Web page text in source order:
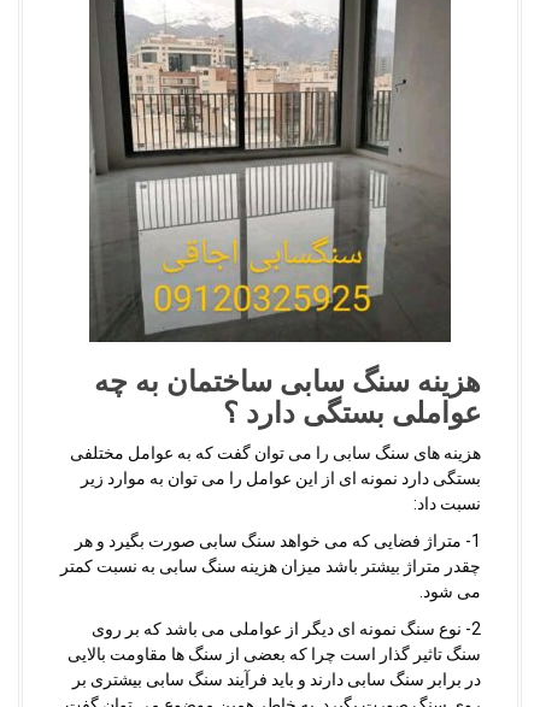
هزینه سنگ سابی ساختمان به چه
عواملی بستگی دارد ؟
هزینه های سنگ سابی را می توان گفت که به عوامل مختلفی
بستگی دارد نمونه ای از این عوامل را می توان به موارد زیر
نسبت داد:
1- متراژ فضایی که می خواهد سنگ سابی صورت بگیرد و هر
چقدر متراژ بیشتر باشد میزان هزینه سنگ سابی به نسبت کمتر
می شود.
2- نوع سنگ نمونه ای دیگر از عواملی می باشد که بر روی
سنگ تاثیر گذار است چرا که بعضی از سنگ ها مقاومت بالایی
در برابر سنگ سابی دارند و باید فرآیند سنگ سابی بیشتری بر